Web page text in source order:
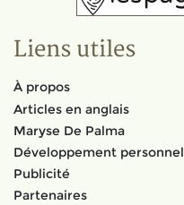
Liens utiles
À propos
Articles en anglais
Maryse De Palma
Développement personnel
Publicité
Partenaires